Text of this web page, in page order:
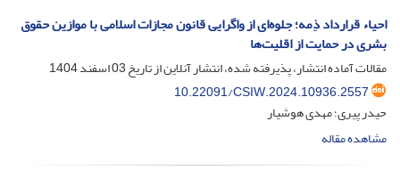
احیاء قرارداد ذِمه؛ جلوه‌ای از واگرایی قانون مجازات اسلامی با موازین حقوق
بشری در حمایت از اقلیت‌ها
مقالات آماده انتشار، پذیرفته شده، انتشار آنلاین از تاریخ03 اسفند 1404
10.22091/CSIW.2024.10936.2557
حیدر پیری؛ مهدی هوشیار
مشاهده مقاله